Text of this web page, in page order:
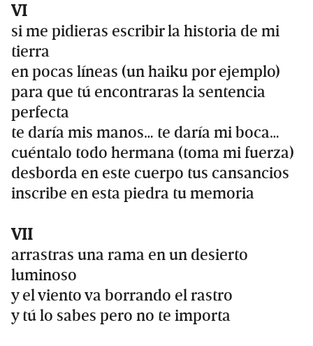
VI
si me pidieras escribir la historia de mi
tierra
en pocas líneas (un haiku por ejemplo)
para que tú encontraras la sentencia
perfecta
te daría mis manos… te daría mi boca…
cuéntalo todo hermana (toma mi fuerza)
desborda en este cuerpo tus cansancios
inscribe en esta piedra tu memoria
VII
arrastras una rama en un desierto
luminoso
y el viento va borrando el rastro
y tú lo sabes pero no te importa